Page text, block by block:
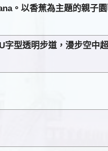
。以香蕉為主題的親子
字型透明步道，漫步空中